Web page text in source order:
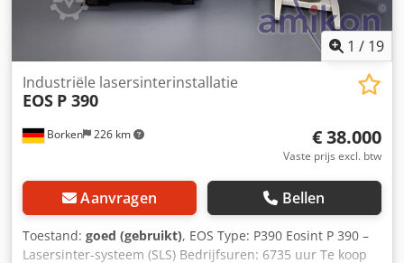
1 / 19
Borken 226 km
Industriële lasersinterinstallatie
EOS P 390
€ 38.000
Vaste prijs excl. btw
Aanvragen Bellen
Toestand: goed (gebruikt), EOS Type: P390 Eosint P 390 –
Lasersinter-systeem (SLS) Bedrijfsuren: 6735 uur Te koop